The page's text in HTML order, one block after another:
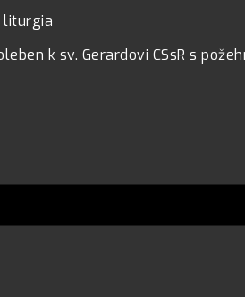
liturgia
k sv. Gerardovi CSsR s